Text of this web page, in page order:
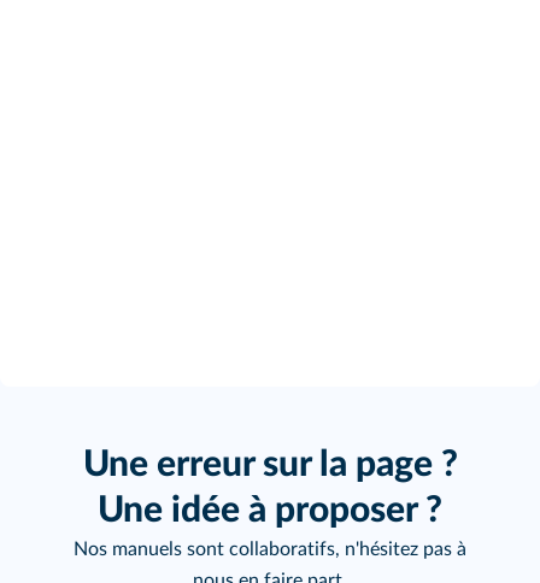
Une erreur sur la page ?
Une idée à proposer ?
Nos manuels sont collaboratifs, n'hésitez pas à